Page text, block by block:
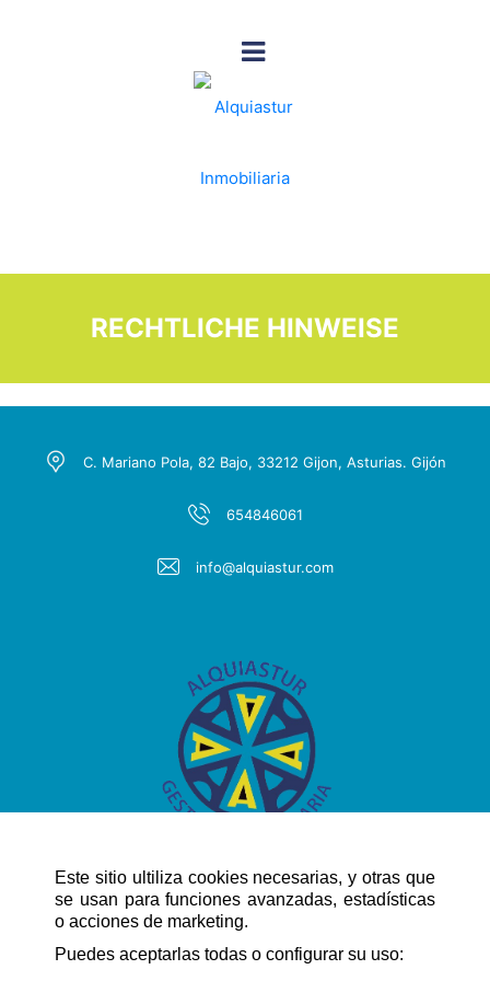
Este sitio ultiliza cookies necesarias, y otras que
se usan para funciones avanzadas, estadísticas
o acciones de marketing.
Puedes aceptarlas todas o configurar su uso:
RECHTLICHE HINWEISE
C. Mariano Pola, 82 Bajo, 33212 Gijon, Asturias. Gijón
654846061
info@alquiastur.com
SCHNELLE NAVIGATION